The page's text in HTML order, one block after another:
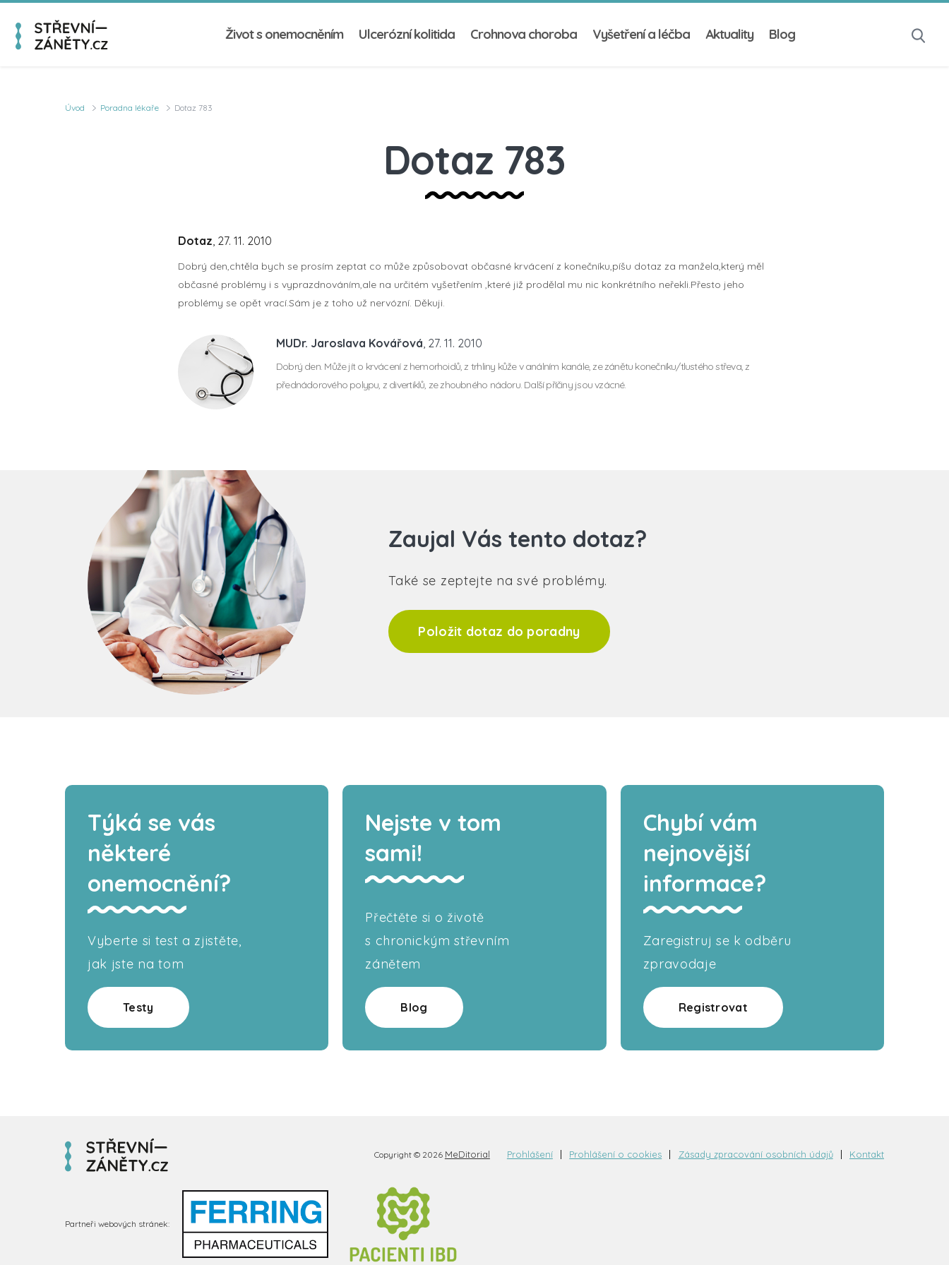
Život s onemocněním Ulcerózní kolitida Crohnova choroba Vyšetření a léčba Aktuality Blog
Úvod Poradna lékaře Dotaz 783
Dotaz 783
Dotaz, 27. 11. 2010
Dobrý den,chtěla bych se prosím zeptat co může způsobovat občasné krvácení z konečníku,píšu dotaz za manžela,který měl
občasné problémy i s vyprazdnováním,ale na určitém vyšetřením ,které již prodělal mu nic konkrétního neřekli.Přesto jeho
problémy se opět vrací.Sám je z toho už nervózní. Děkuji.
MUDr. Jaroslava Kovářová , 27. 11. 2010
Dobrý den. Může jít o krvácení z hemorhoidů, z trhliny kůže v análním kanále, ze zánětu konečníku/tlustého střeva, z
přednádorového polypu, z divertiklů, ze zhoubného nádoru. Další příčiny jsou vzácné.
Zaujal Vás tento dotaz?
Také se zeptejte na své problémy.
Položit dotaz do poradny
Týká se vás
některé
onemocnění?
Vyberte si test a zjistěte,
jak jste na tom
Testy
Nejste v tom
sami!
Přečtěte si o životě
s chronickým střevním
zánětem
Blog
Chybí vám
nejnovější
informace?
Zaregistruj se k odběru
zpravodaje
Registrovat
Copyright © 2026 MeDitorial Prohlášení Prohlášení o cookies Zásady zpracování osobních údajů Kontakt
Partneři webových stránek: